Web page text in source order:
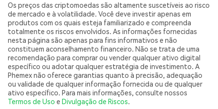
Os preços das criptomoedas são altamente suscetíveis ao risco
de mercado e à volatilidade. Você deve investir apenas em
produtos com os quais esteja familiarizado e compreenda
totalmente os riscos envolvidos. As informações fornecidas
nesta página são apenas para fins informativos e não
constituem aconselhamento financeiro. Não se trata de uma
recomendação para comprar ou vender qualquer ativo digital
específico ou adotar qualquer estratégia de investimento. A
Phemex não oferece garantias quanto à precisão, adequação
ou validade de qualquer informação fornecida ou de qualquer
ativo específico. Para mais informações, consulte nossos
Termos de Uso e Divulgação de Riscos.